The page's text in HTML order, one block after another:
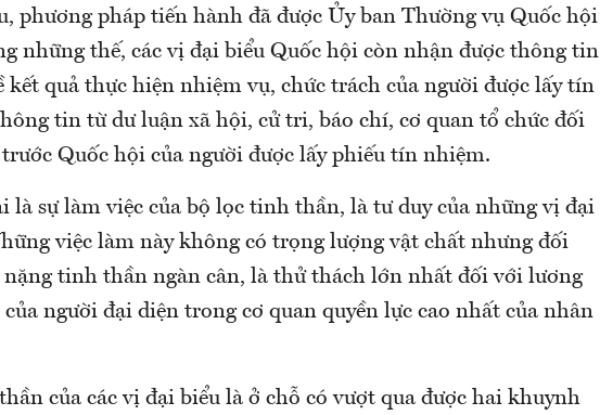
phương pháp tiến hành đã được Ủy ban Thường vụ Quốc hội
những thế, các vị đại biểu Quốc hội còn nhận được thông tin
kết quả thực hiện nhiệm vụ, chức trách của người được lấy tín
tin từ dư luận xã hội, cử tri, báo chí, cơ quan tổ chức đối
Quốc hội của người được lấy phiếu tín nhiệm.
là sự làm việc của bộ lọc tinh thần, là tư duy của những vị đại
việc làm này không có trọng lượng vật chất nhưng đối
nặng tinh thần ngàn cân, là thử thách lớn nhất đối với lương
người đại diện trong cơ quan quyền lực cao nhất của nhân
của các vị đại biểu là ở chỗ có vượt qua được hai khuynh